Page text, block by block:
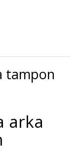
tampon
arka